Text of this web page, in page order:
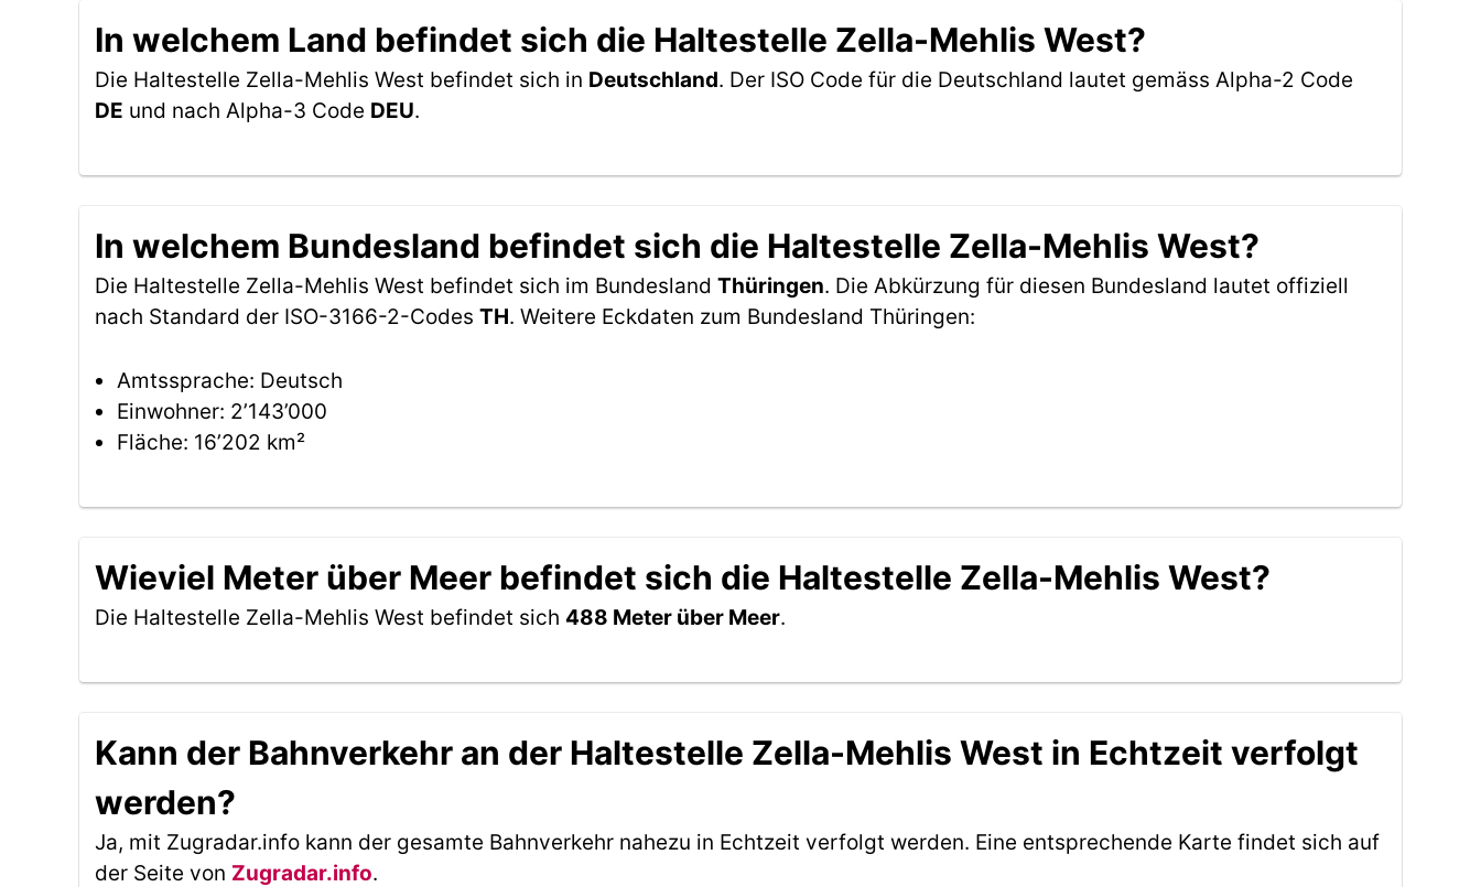
In welchem Land befindet sich die Haltestelle Zella-Mehlis West?
Die Haltestelle Zella-Mehlis West befindet sich in Deutschland. Der ISO Code für die Deutschland lautet gemäss Alpha-2 Code
DE und nach Alpha-3 Code DEU.
In welchem Bundesland befindet sich die Haltestelle Zella-Mehlis West?
Die Haltestelle Zella-Mehlis West befindet sich im Bundesland Thüringen. Die Abkürzung für diesen Bundesland lautet offiziell
nach Standard der ISO-3166-2-Codes TH. Weitere Eckdaten zum Bundesland Thüringen:
Amtssprache: Deutsch
Einwohner: 2’143’000
Fläche: 16’202 km²
Wieviel Meter über Meer befindet sich die Haltestelle Zella-Mehlis West?
Die Haltestelle Zella-Mehlis West befindet sich 488 Meter über Meer.
Kann der Bahnverkehr an der Haltestelle Zella-Mehlis West in Echtzeit verfolgt
werden?
Ja, mit Zugradar.info kann der gesamte Bahnverkehr nahezu in Echtzeit verfolgt werden. Eine entsprechende Karte findet sich auf
der Seite von Zugradar.info.